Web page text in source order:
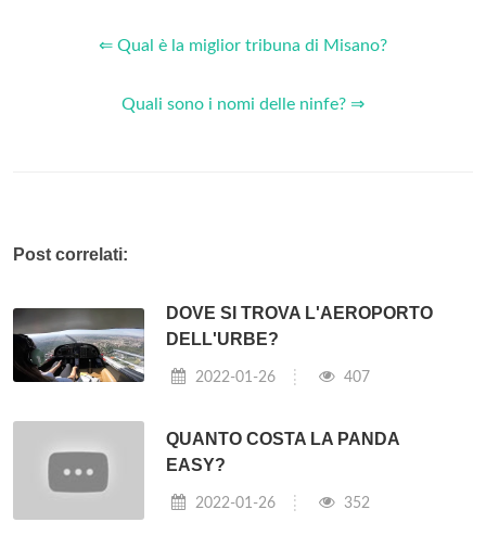
⇐ Qual è la miglior tribuna di Misano?
Quali sono i nomi delle ninfe? ⇒
Post correlati:
DOVE SI TROVA L'AEROPORTO
DELL'URBE?
2022-01-26 407
QUANTO COSTA LA PANDA
EASY?
2022-01-26 352